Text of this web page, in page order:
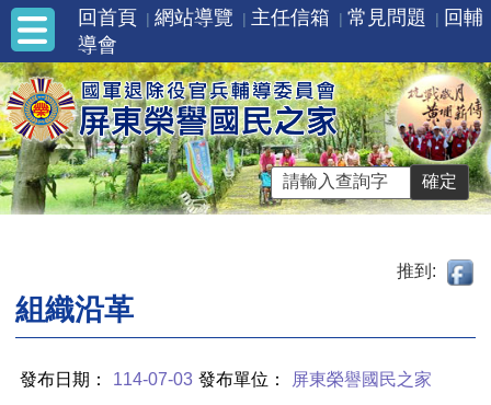
回首頁 網站導覽 主任信箱 常見問題
回輔
導會
推到:
組織沿革
發布日期： 114-07-03 發布單位： 屏東榮譽國民之家